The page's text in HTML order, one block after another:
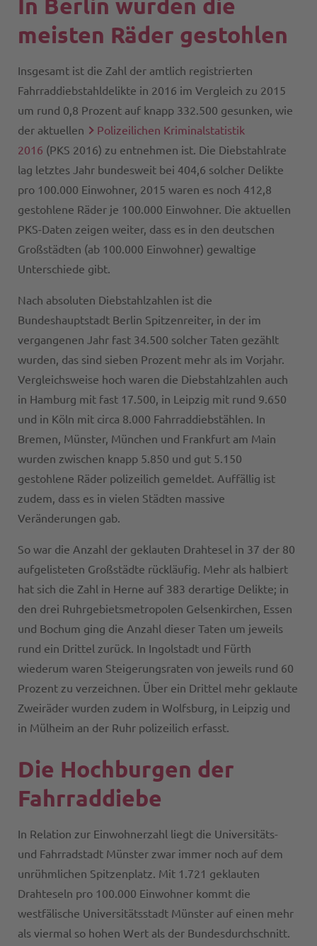
In Berlin wurden die
meisten Räder gestohlen
Insgesamt ist die Zahl der amtlich registrierten
Fahrraddiebstahldelikte in 2016 im Vergleich zu 2015
um rund 0,8 Prozent auf knapp 332.500 gesunken, wie
der aktuellen
Polizeilichen Kriminalstatistik
2016 (PKS 2016) zu entnehmen ist. Die Diebstahlrate
lag letztes Jahr bundesweit bei 404,6 solcher Delikte
pro 100.000 Einwohner, 2015 waren es noch 412,8
gestohlene Räder je 100.000 Einwohner. Die aktuellen
PKS-Daten zeigen weiter, dass es in den deutschen
Großstädten (ab 100.000 Einwohner) gewaltige
Unterschiede gibt.
Nach absoluten Diebstahlzahlen ist die
Bundeshauptstadt Berlin Spitzenreiter, in der im
vergangenen Jahr fast 34.500 solcher Taten gezählt
wurden, das sind sieben Prozent mehr als im Vorjahr.
Vergleichsweise hoch waren die Diebstahlzahlen auch
in Hamburg mit fast 17.500, in Leipzig mit rund 9.650
und in Köln mit circa 8.000 Fahrraddiebstählen. In
Bremen, Münster, München und Frankfurt am Main
wurden zwischen knapp 5.850 und gut 5.150
gestohlene Räder polizeilich gemeldet. Auffällig ist
zudem, dass es in vielen Städten massive
Veränderungen gab.
So war die Anzahl der geklauten Drahtesel in 37 der 80
aufgelisteten Großstädte rückläufig. Mehr als halbiert
hat sich die Zahl in Herne auf 383 derartige Delikte; in
den drei Ruhrgebietsmetropolen Gelsenkirchen, Essen
und Bochum ging die Anzahl dieser Taten um jeweils
rund ein Drittel zurück. In Ingolstadt und Fürth
wiederum waren Steigerungsraten von jeweils rund 60
Prozent zu verzeichnen. Über ein Drittel mehr geklaute
Zweiräder wurden zudem in Wolfsburg, in Leipzig und
in Mülheim an der Ruhr polizeilich erfasst.
Die Hochburgen der
Fahrraddiebe
In Relation zur Einwohnerzahl liegt die Universitäts-
und Fahrradstadt Münster zwar immer noch auf dem
unrühmlichen Spitzenplatz. Mit 1.721 geklauten
Drahteseln pro 100.000 Einwohner kommt die
westfälische Universitätsstadt Münster auf einen mehr
als viermal so hohen Wert als der Bundesdurchschnitt.